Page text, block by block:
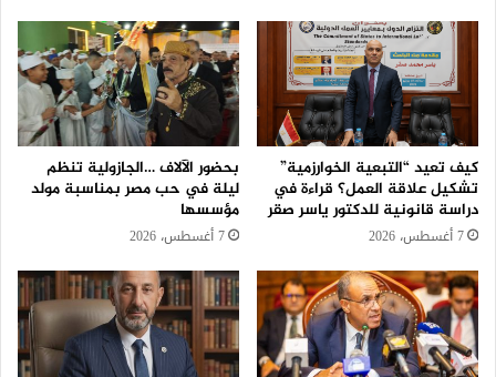
كيف تعيد “التبعية الخوارزمية”
تشكيل علاقة العمل؟ قراءة في
دراسة قانونية للدكتور ياسر صقر
7 أغسطس، 2026
بحضور الآلاف …الجازولية تنظم
ليلة في حب مصر بمناسبة مولد
مؤسسها
7 أغسطس، 2026